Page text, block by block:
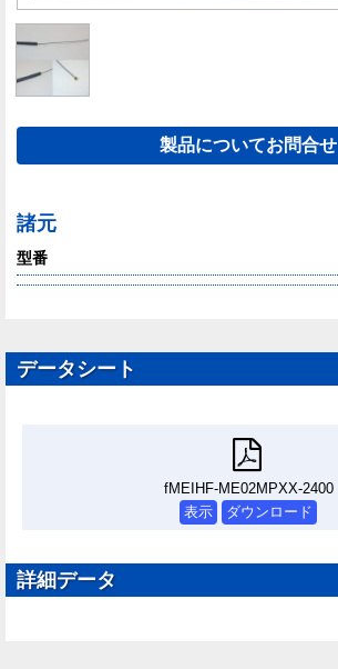
製品についてお問合せ
諸元
型番
データシート
fMEIHF-ME02MPXX-2400
表示
ダウンロード
詳細データ